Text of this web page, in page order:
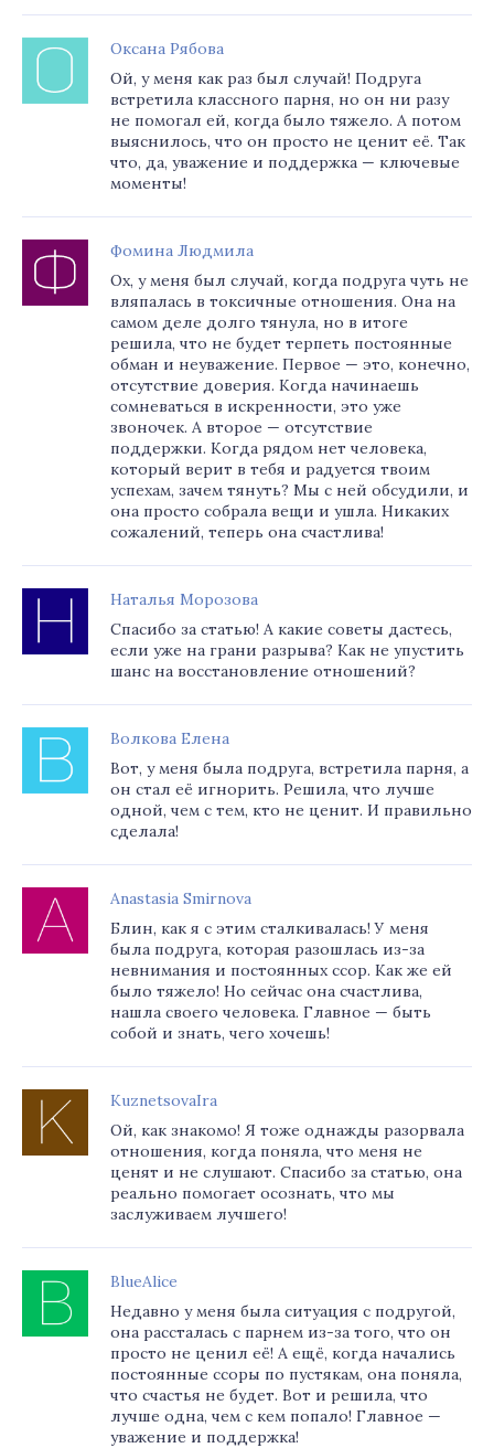
Оксана Рябова
Ой, у меня как раз был случай! Подруга
встретила классного парня, но он ни разу
не помогал ей, когда было тяжело. А потом
выяснилось, что он просто не ценит её. Так
что, да, уважение и поддержка — ключевые
моменты!
Фомина Людмила
Ох, у меня был случай, когда подруга чуть не
вляпалась в токсичные отношения. Она на
самом деле долго тянула, но в итоге
решила, что не будет терпеть постоянные
обман и неуважение. Первое — это, конечно,
отсутствие доверия. Когда начинаешь
сомневаться в искренности, это уже
звоночек. А второе — отсутствие
поддержки. Когда рядом нет человека,
который верит в тебя и радуется твоим
успехам, зачем тянуть? Мы с ней обсудили, и
она просто собрала вещи и ушла. Никаких
сожалений, теперь она счастлива!
Наталья Морозова
Спасибо за статью! А какие советы дастесь,
если уже на грани разрыва? Как не упустить
шанс на восстановление отношений?
Волкова Елена
Вот, у меня была подруга, встретила парня, а
он стал её игнорить. Решила, что лучше
одной, чем с тем, кто не ценит. И правильно
сделала!
Anastasia Smirnova
Блин, как я с этим сталкивалась! У меня
была подруга, которая разошлась из-за
невнимания и постоянных ссор. Как же ей
было тяжело! Но сейчас она счастлива,
нашла своего человека. Главное — быть
собой и знать, чего хочешь!
KuznetsovaIra
Ой, как знакомо! Я тоже однажды разорвала
отношения, когда поняла, что меня не
ценят и не слушают. Спасибо за статью, она
реально помогает осознать, что мы
заслуживаем лучшего!
BlueAlice
Недавно у меня была ситуация с подругой,
она рассталась с парнем из-за того, что он
просто не ценил её! А ещё, когда начались
постоянные ссоры по пустякам, она поняла,
что счастья не будет. Вот и решила, что
лучше одна, чем с кем попало! Главное —
уважение и поддержка!